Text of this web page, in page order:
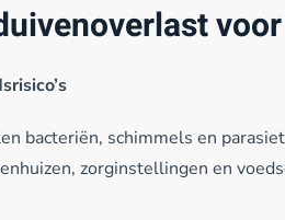
bacteriën, schimmels en
zorginstellingen en